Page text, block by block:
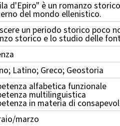
d'Epiro" è un romanzo
del mondo ellenistico.
un periodo storico poco
storico e lo studio delle
Latino; Greco; Geostoria
alfabetica funzionale
multilinguistica
in materia di
marzo